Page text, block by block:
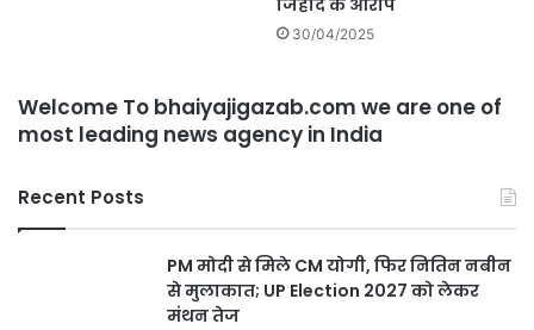
जिहाद के आरोप
30/04/2025
Welcome To bhaiyajigazab.com we are one of
most leading news agency in India
Recent Posts
PM मोदी से मिले CM योगी, फिर नितिन नबीन
से मुलाकात; UP Election 2027 को लेकर
मंथन तेज